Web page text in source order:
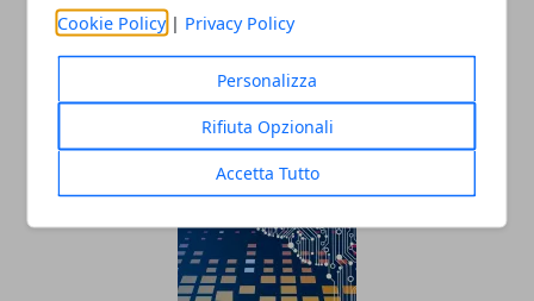
Cookie Policy | Privacy Policy
Personalizza
Rifiuta Opzionali
Accetta Tutto
Tecnologia e innovazione sociale: un
rapporto in crescita